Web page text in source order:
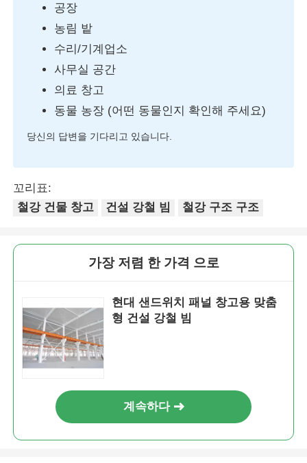
공장
농림 밭
수리/기계업소
사무실 공간
의료 창고
동물 농장 (어떤 동물인지 확인해 주세요)
당신의 답변을 기다리고 있습니다.
꼬리표:
철강 건물 창고
건설 강철 빔 철강 구조 구조
가장 저렴 한 가격 으로
현대 샌드위치 패널 창고용 맞춤
형 건설 강철 빔
계속하다